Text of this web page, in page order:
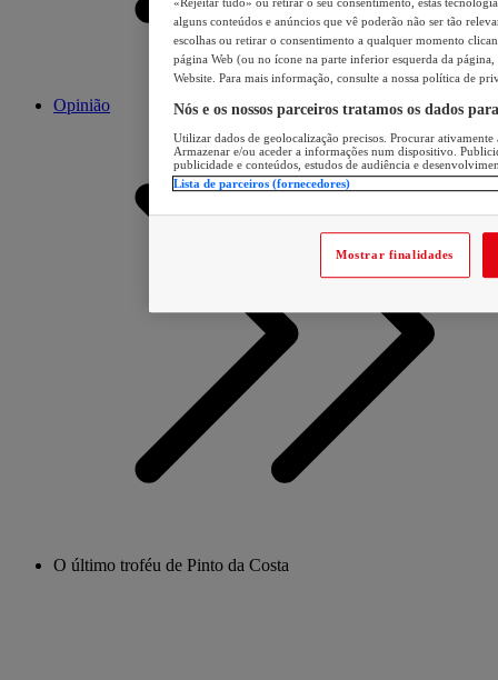
Opinião
O último troféu de Pinto da Costa
«Rejeitar tudo» ou retirar o seu consentimento, estas
alguns conteúdos e anúncios que vê poderão não ser tão
escolhas ou retirar o consentimento a qualquer momento
página Web (ou no ícone na parte inferior esquerda da página,
Website. Para mais informação, consulte a nossa política de
Nós e os nossos parceiros tratamos os dados
Utilizar dados de geolocalização precisos. Procurar
Armazenar e/ou aceder a informações num dispositivo.
publicidade e conteúdos, estudos de audiência e
Lista de parceiros (fornecedores)
Mostrar finalidades